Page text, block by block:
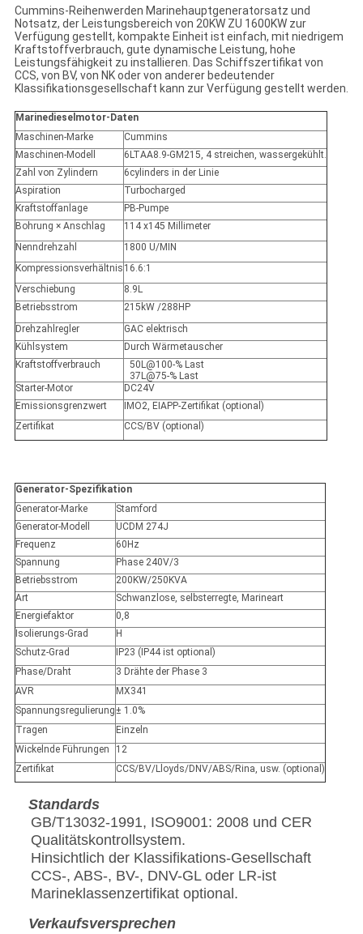
Cummins-Reihenwerden Marinehauptgeneratorsatz und
Notsatz, der Leistungsbereich von 20KW ZU 1600KW zur
Verfügung gestellt, kompakte Einheit ist einfach, mit niedrigem
Kraftstoffverbrauch, gute dynamische Leistung, hohe
Leistungsfähigkeit zu installieren. Das Schiffszertifikat von
CCS, von BV, von NK oder von anderer bedeutender
Klassifikationsgesellschaft kann zur Verfügung gestellt werden.
Marinedieselmotor-Daten
Maschinen-Marke
Cummins
Maschinen-Modell
6LTAA8.9-GM215, 4 streichen, wassergekühlt.
Zahl von Zylindern
6cylinders in der Linie
Aspiration
Turbocharged
Kraftstoffanlage
PB-Pumpe
Bohrung × Anschlag
114 x145 Millimeter
Nenndrehzahl
1800 U/MIN
Kompressionsverhältnis 16.6:1
Verschiebung
8.9L
Betriebsstrom
215kW /288HP
Drehzahlregler
GAC elektrisch
Kühlsystem
Durch Wärmetauscher
Kraftstoffverbrauch
50L@100-% Last
37L@75-% Last
Starter-Motor
DC24V
Emissionsgrenzwert
IMO2, EIAPP-Zertifikat (optional)
Zertifikat
CCS/BV (optional)
Generator-Spezifikation
Generator-Marke
Stamford
Generator-Modell
UCDM 274J
Frequenz
60Hz
Spannung
Phase 240V/3
Betriebsstrom
200KW/250KVA
Art
Schwanzlose, selbsterregte, Marineart
Energiefaktor
0,8
Isolierungs-Grad
H
Schutz-Grad
IP23 (IP44 ist optional)
Phase/Draht
3 Drähte der Phase 3
AVR
MX341
Spannungsregulierung± 1.0%
Tragen
Einzeln
Wickelnde Führungen
12
Zertifikat
CCS/BV/Lloyds/DNV/ABS/Rina, usw. (optional)
Standards
GB/T13032-1991, ISO9001: 2008 und CER
Qualitätskontrollsystem.
Hinsichtlich der Klassifikations-Gesellschaft
CCS-, ABS-, BV-, DNV-GL oder LR-ist
Marineklassenzertifikat optional.
Verkaufsversprechen